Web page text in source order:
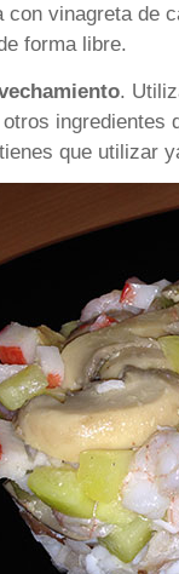
con vinagreta de
forma libre.
.
otros ingredientes
que utilizar